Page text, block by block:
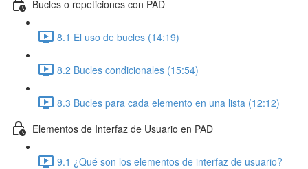
Bucles o repeticiones con PAD
8.1 El uso de bucles (14:19)
8.2 Bucles condicionales (15:54)
8.3 Bucles para cada elemento en una lista (12:12)
Elementos de Interfaz de Usuario en PAD
9.1 ¿Qué son los elementos de interfaz de usuario?